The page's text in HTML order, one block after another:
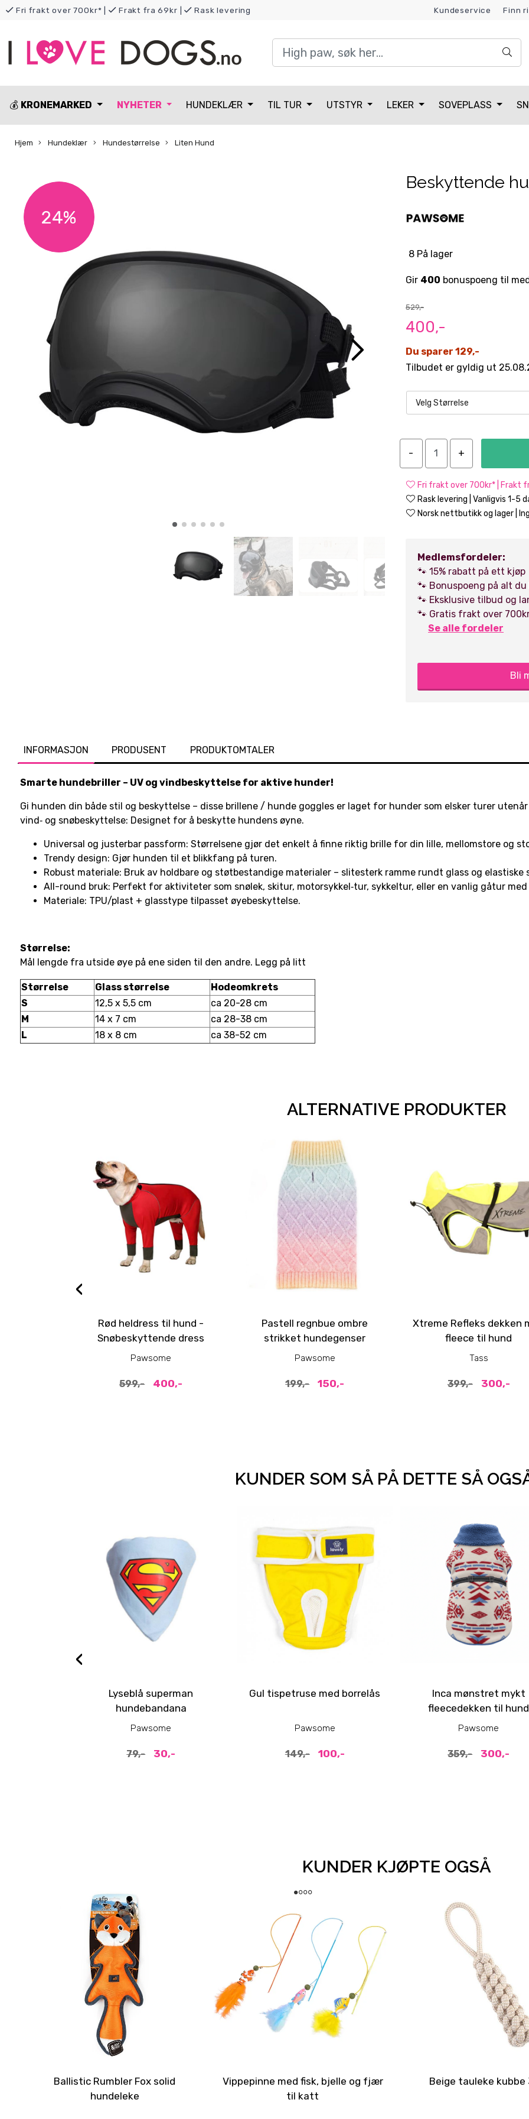
Fri frakt over 700kr* | Frakt fra 69kr | Rask levering Kundeservice Finn
💰 KRONEMARKED NYHETER HUNDEKLÆR TIL TUR UTSTYR LEKER SOVEPLASS
Hjem Hundeklær Hundestørrelse Liten Hund
24%
Beskyttende
8 På lager
Gir 400 bonuspoeng til
529,-
400,-
Du sparer 129,-
Tilbudet er gyldig ut
Velg Størrelse
Fri frakt over 700kr* | Frakt
Rask levering | Vanligvis 1-5
Norsk nettbutikk og lager |
Medlemsfordeler:
🐾 15% rabatt på ett kjøp
🐾 Bonuspoeng på alt
🐾 Eksklusive tilbud og
🐾 Gratis frakt over
Se alle fordeler
Bli
INFORMASJON PRODUSENT PRODUKTOMTALER
Smarte hundebriller – UV og vindbeskyttelse for aktive hunder!
Gi hunden din både stil og beskyttelse – disse brillene / hunde goggles er laget for hunder som elsker turer
vind‐ og snøbeskyttelse: Designet for å beskytte hundens øyne.
Universal og justerbar passform: Størrelsene gjør det enkelt å finne riktig brille for din lille, mellomstore og
Trendy design: Gjør hunden til et blikkfang på turen.
Robust materiale: Bruk av holdbare og støtbestandige materialer – slitesterk ramme rundt glass og
All-round bruk: Perfekt for aktiviteter som snølek, skitur, motorsykkel‐tur, sykkeltur, eller en vanlig gåtur
Materiale: TPU/plast + glasstype tilpasset øyebeskyttelse.
Størrelse:
Mål lengde fra utside øye på ene siden til den andre. Legg på litt
Størrelse Glass størrelse
Hodeomkrets
S
12,5 x 5,5 cm
ca 20-28 cm
M
14 x 7 cm
ca 28-38 cm
L
18 x 8 cm ca 38-52 cm
ALTERNATIVE PRODUKTER
Rød heldress til hund -
Snøbeskyttende dress
Pawsome
599,- 400,-
Pastell regnbue ombre
strikket hundegenser
Pawsome
199,- 150,-
Xtreme Refleks dekken
fleece til hund
Tass
399,- 300,-
‹
KUNDER SOM SÅ PÅ DETTE SÅ
Lyseblå superman
hundebandana
Pawsome
79,- 30,-
Gul tispetruse med borrelås
Pawsome
149,- 100,-
Inca mønstret mykt
fleecedekken til hund
Pawsome
359,- 300,-
‹
KUNDER KJØPTE OGSÅ
Ballistic Rumbler Fox solid
hundeleke
Vippepinne med fisk, bjelle og fjær
til katt
Beige tauleke kubbe